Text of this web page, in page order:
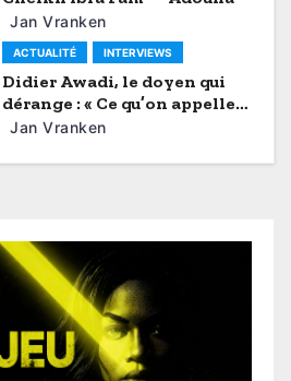
Jan Vranken
ACTUALITÉ INTERVIEWS
Didier Awadi, le doyen qui
dérange : « Ce qu’on appelle
aujourd’hui panafricanisme,
nationalisme »
Jan Vranken